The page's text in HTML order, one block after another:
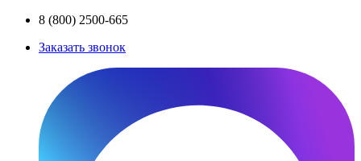
8 (800) 2500-665
Заказать звонок